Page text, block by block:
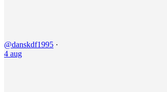
@danskdf1995 ·
4 aug